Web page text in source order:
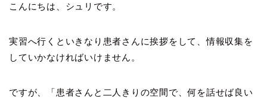
こんにちは、シュリです。
実習へ行くといきなり患者さんに挨拶をして、情報収集を
していかなければいけません。
ですが、「患者さんと二人きりの空間で、何を話せば良い